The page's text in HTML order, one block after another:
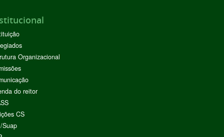
Organizacional
do reitor
CS
Suap